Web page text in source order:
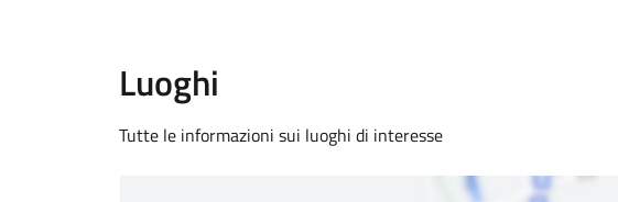
Luoghi
Tutte le informazioni sui luoghi di interesse